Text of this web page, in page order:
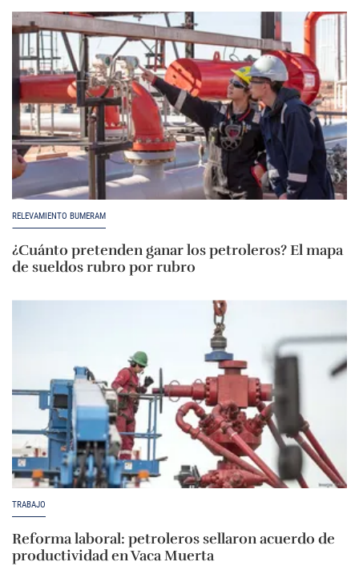
RELEVAMIENTO BUMERAM
¿Cuánto pretenden ganar los petroleros? El mapa
de sueldos rubro por rubro
TRABAJO
Reforma laboral: petroleros sellaron acuerdo de
productividad en Vaca Muerta